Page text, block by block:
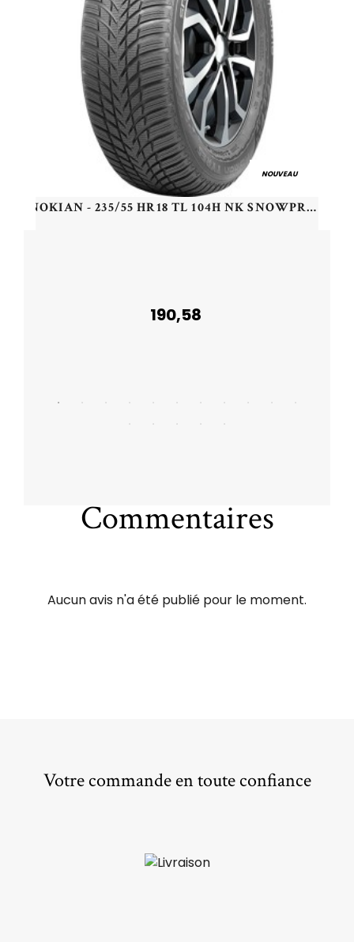
NOUVEAU
NOKIAN - 235/55 HR18 TL 104H NK SNOWPROOF 2 SUV XL - 2355518 - CBB
190,58
Commentaires
Aucun avis n'a été publié pour le moment.
Votre commande en toute confiance